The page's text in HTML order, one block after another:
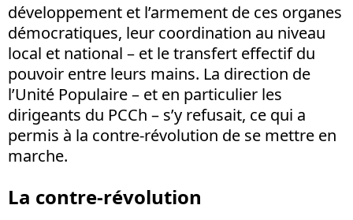
développement et l’armement de ces organes
démocratiques, leur coordination au niveau
local et national – et le transfert effectif du
pouvoir entre leurs mains. La direction de
l’Unité Populaire – et en particulier les
dirigeants du PCCh – s’y refusait, ce qui a
permis à la contre-révolution de se mettre en
marche.
La contre-révolution